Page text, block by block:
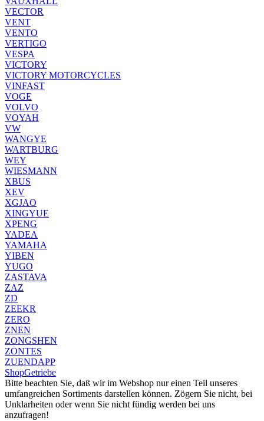
VECTOR
VENT
VENTO
VERTIGO
VESPA
VICTORY
VICTORY MOTORCYCLES
VINFAST
VOGE
VOLVO
VOYAH
VW
WANGYE
WARTBURG
WEY
WIESMANN
XBUS
XEV
XGJAO
XINGYUE
XPENG
YADEA
YAMAHA
YIBEN
YUGO
ZASTAVA
ZAZ
ZD
ZEEKR
ZERO
ZNEN
ZONGSHEN
ZONTES
ZUENDAPP
ShopGetriebe
Bitte beachten Sie, daß wir im Webshop nur einen Teil unseres
umfangreichen Sortiments darstellen können. Zögern Sie nicht, bei
Unklarheiten oder wenn Sie nicht fündig werden bei uns
anzufragen!